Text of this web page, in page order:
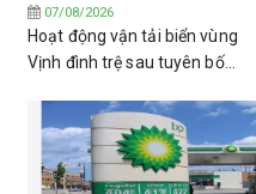
07/08/2026
Hoạt động vận tải biển vùng
Vịnh đình trệ sau tuyên bố